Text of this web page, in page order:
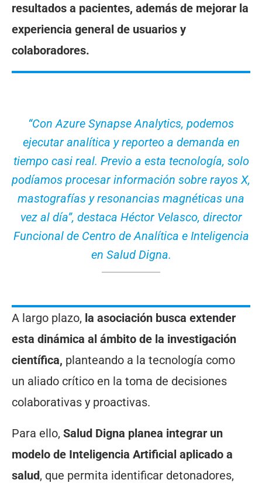
resultados a pacientes, además de mejorar la
experiencia general de usuarios y
colaboradores.
“Con Azure Synapse Analytics, podemos
ejecutar analítica y reporteo a demanda en
tiempo casi real. Previo a esta tecnología, solo
podíamos procesar información sobre rayos X,
mastografías y resonancias magnéticas una
vez al día”, destaca Héctor Velasco, director
Funcional de Centro de Analítica e Inteligencia
en Salud Digna.
A largo plazo, la asociación busca extender
esta dinámica al ámbito de la investigación
científica, planteando a la tecnología como
un aliado crítico en la toma de decisiones
colaborativas y proactivas.
Para ello, Salud Digna planea integrar un
modelo de Inteligencia Artificial aplicado a
salud, que permita identificar detonadores,